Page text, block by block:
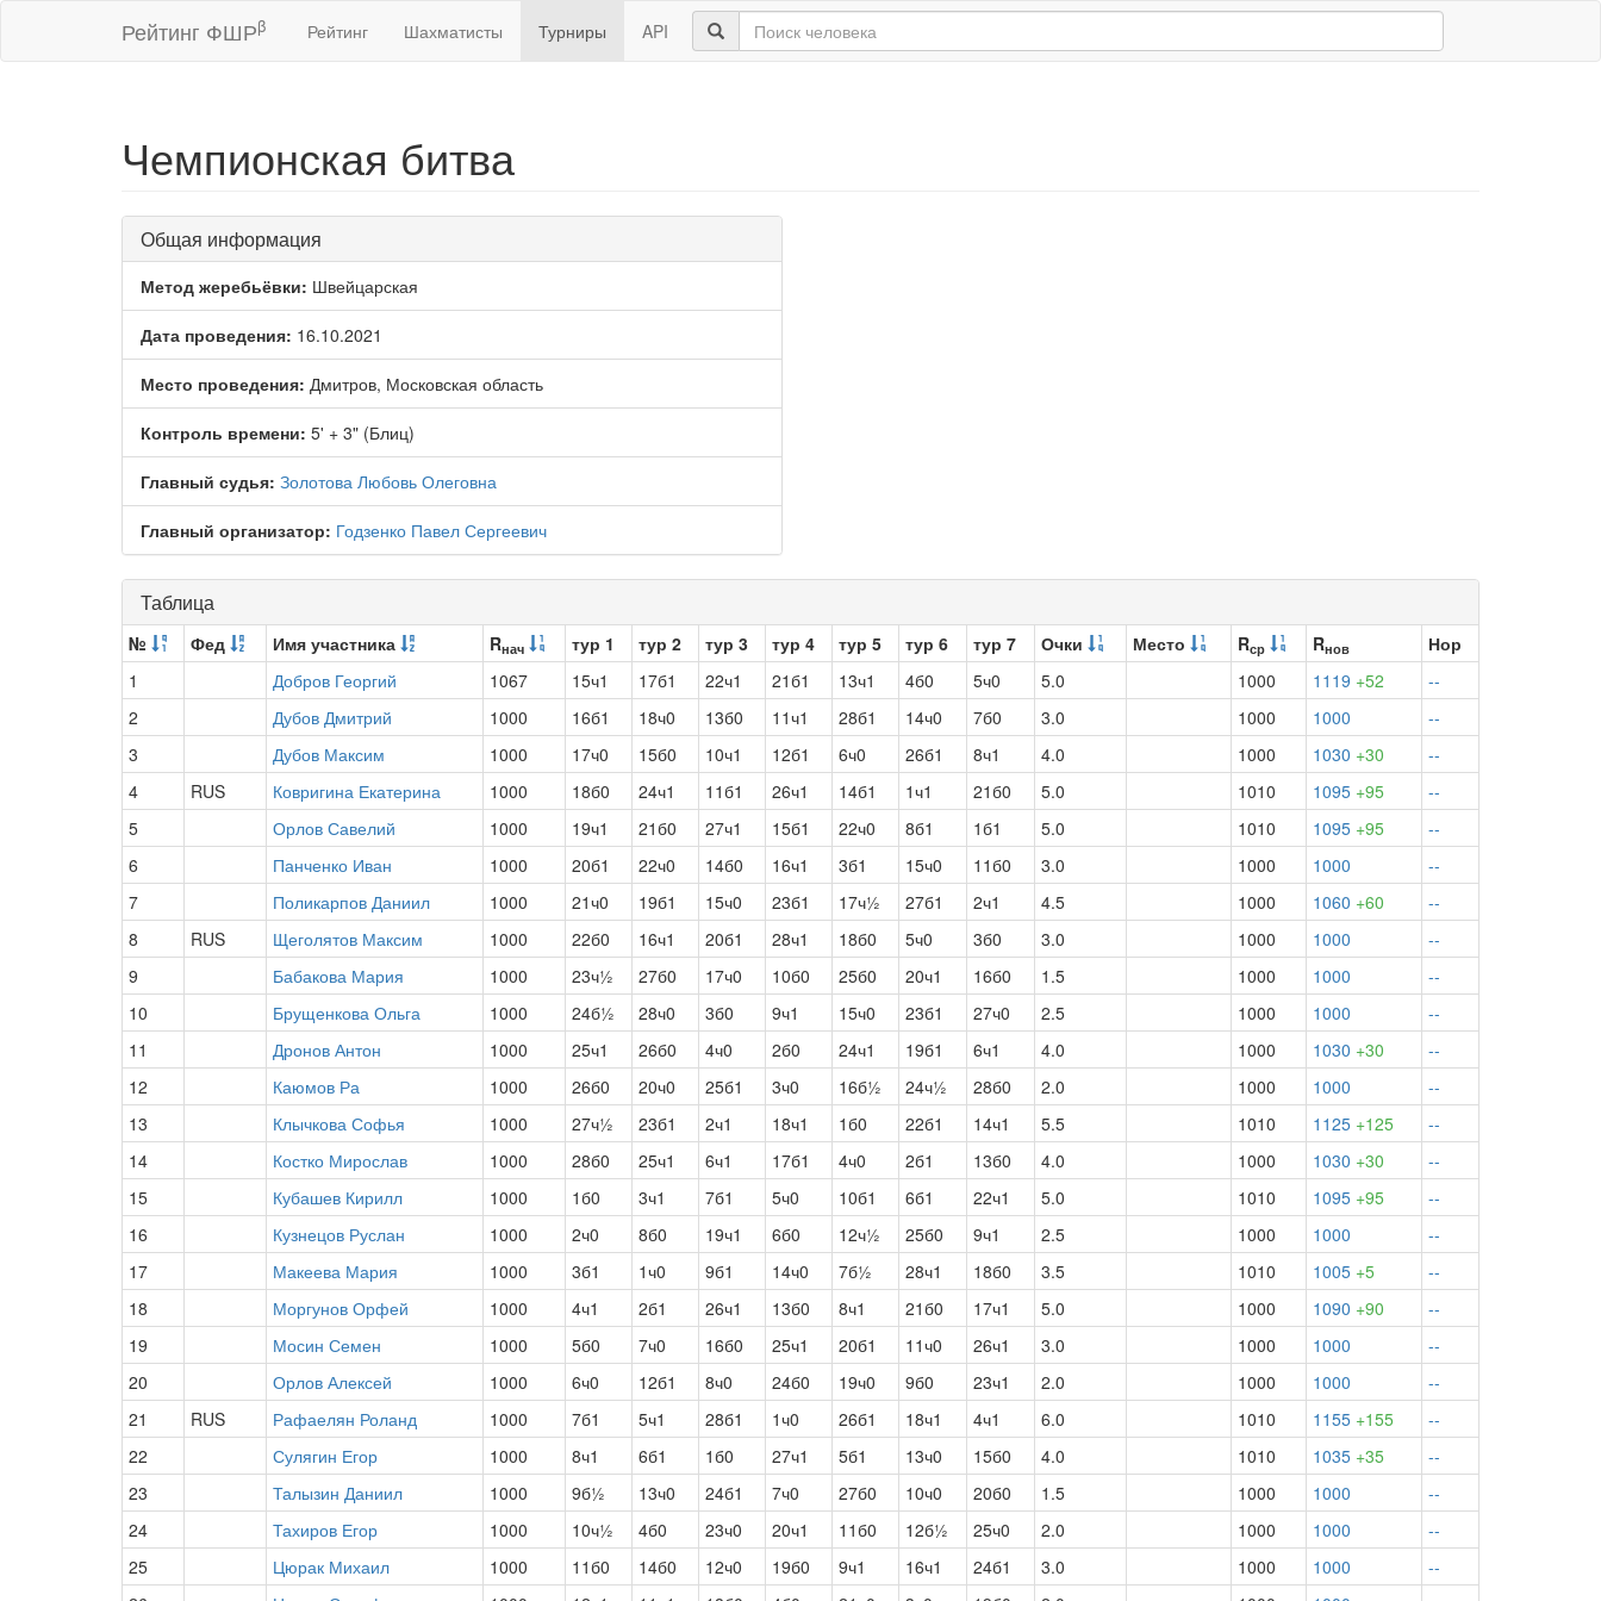
Рейтинг ФШРβ Рейтинг Шахматисты Турниры API
Чемпионская битва
Общая информация
Метод жеребьёвки: Швейцарская
Дата проведения: 16.10.2021
Место проведения: Дмитров, Московская область
Контроль времени: 5' + 3" (Блиц)
Главный судья: Золотова Любовь Олеговна
Главный организатор: Годзенко Павел Сергеевич
Таблица
№ Фед Имя участника Rнач тур 1 тур 2 тур 3 тур 4 тур 5 тур 6 тур 7 Очки Место Rср Rнов
Нор
1
Добров Георгий 1067 15ч1 17б1 22ч1 21б1 13ч1 4б0 5ч0 5.0 1000 1119 +52
--
2
Дубов Дмитрий 1000 16б1 18ч0 13б0 11ч1 28б1 14ч0 7б0 3.0 1000 1000
--
3
Дубов Максим 1000 17ч0 15б0 10ч1 12б1 6ч0 26б1 8ч1 4.0 1000 1030 +30
--
4
RUS Ковригина Екатерина 1000 18б0 24ч1 11б1 26ч1 14б1 1ч1 21б0 5.0 1010 1095 +95
--
5
Орлов Савелий 1000 19ч1 21б0 27ч1 15б1 22ч0 8б1 1б1 5.0 1010 1095 +95
--
6
Панченко Иван 1000 20б1 22ч0 14б0 16ч1 3б1 15ч0 11б0 3.0 1000 1000
--
7
Поликарпов Даниил 1000 21ч0 19б1 15ч0 23б1 17ч½ 27б1 2ч1 4.5 1000 1060 +60
--
8
RUS Щеголятов Максим 1000 22б0 16ч1 20б1 28ч1 18б0 5ч0 3б0 3.0 1000 1000
--
9
Бабакова Мария 1000 23ч½ 27б0 17ч0 10б0 25б0 20ч1 16б0 1.5 1000 1000
--
10
Брущенкова Ольга 1000 24б½ 28ч0 3б0 9ч1 15ч0 23б1 27ч0 2.5 1000 1000
--
11
Дронов Антон 1000 25ч1 26б0 4ч0 2б0 24ч1 19б1 6ч1 4.0 1000 1030 +30
--
12
Каюмов Ра 1000 26б0 20ч0 25б1 3ч0 16б½ 24ч½ 28б0 2.0 1000 1000
--
13
Клычкова Софья 1000 27ч½ 23б1 2ч1 18ч1 1б0 22б1 14ч1 5.5 1010 1125 +125
--
14
Костко Мирослав 1000 28б0 25ч1 6ч1 17б1 4ч0 2б1 13б0 4.0 1000 1030 +30
--
15
Кубашев Кирилл 1000 1б0 3ч1 7б1 5ч0 10б1 6б1 22ч1 5.0 1010 1095 +95
--
16
Кузнецов Руслан 1000 2ч0 8б0 19ч1 6б0 12ч½ 25б0 9ч1 2.5 1000 1000
--
17
Макеева Мария 1000 3б1 1ч0 9б1 14ч0 7б½ 28ч1 18б0 3.5 1010 1005 +5
--
18
Моргунов Орфей 1000 4ч1 2б1 26ч1 13б0 8ч1 21б0 17ч1 5.0 1000 1090 +90
--
19
Мосин Семен 1000 5б0 7ч0 16б0 25ч1 20б1 11ч0 26ч1 3.0 1000 1000
--
20
Орлов Алексей 1000 6ч0 12б1 8ч0 24б0 19ч0 9б0 23ч1 2.0 1000 1000
--
21
RUS Рафаелян Роланд 1000 7б1 5ч1 28б1 1ч0 26б1 18ч1 4ч1 6.0 1010 1155 +155
--
22
Сулягин Егор 1000 8ч1 6б1 1б0 27ч1 5б1 13ч0 15б0 4.0 1010 1035 +35
--
23
Талызин Даниил 1000 9б½ 13ч0 24б1 7ч0 27б0 10ч0 20б0 1.5 1000 1000
--
24
Тахиров Егор 1000 10ч½ 4б0 23ч0 20ч1 11б0 12б½ 25ч0 2.0 1000 1000
--
25
Цюрак Михаил 1000 11б0 14б0 12ч0 19б0 9ч1 16ч1 24б1 3.0 1000 1000
--